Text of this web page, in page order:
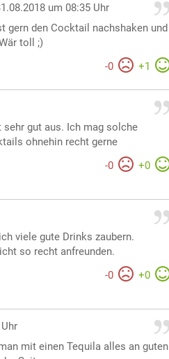
um 08:35 Uhr
gern den Cocktail nachshaken und
toll ;)
-0 +1
gut aus. Ich mag solche
ohnehin recht gerne
-0 +0
viele gute Drinks zaubern.
so recht anfreunden.
-0 +0
mit einen Tequila alles an guten